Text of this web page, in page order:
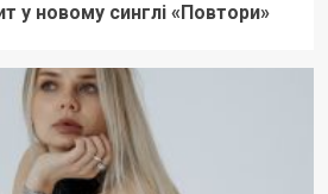
у новому синглі «Повтори»